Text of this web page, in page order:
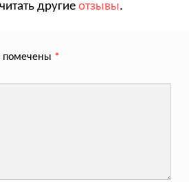
другие отзывы.
помечены *